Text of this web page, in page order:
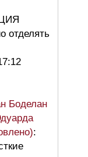
отделять
Боделан
: